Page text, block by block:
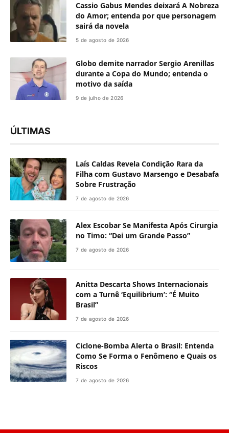
Cassio Gabus Mendes deixará A Nobreza
do Amor; entenda por que personagem
sairá da novela
5 de agosto de 2026
Globo demite narrador Sergio Arenillas
durante a Copa do Mundo; entenda o
motivo da saída
9 de julho de 2026
ÚLTIMAS
Laís Caldas Revela Condição Rara da
Filha com Gustavo Marsengo e Desabafa
Sobre Frustração
7 de agosto de 2026
Alex Escobar Se Manifesta Após Cirurgia
no Timo: “Dei um Grande Passo”
7 de agosto de 2026
Anitta Descarta Shows Internacionais
com a Turnê ‘Equilibrium’: “É Muito
Brasil”
7 de agosto de 2026
Ciclone-Bomba Alerta o Brasil: Entenda
Como Se Forma o Fenômeno e Quais os
Riscos
7 de agosto de 2026